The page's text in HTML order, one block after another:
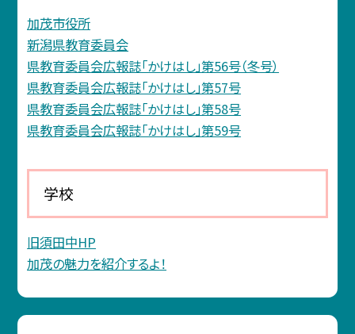
加茂市役所
新潟県教育委員会
県教育委員会広報誌「かけはし」第56号（冬号）
県教育委員会広報誌「かけはし」第57号
県教育委員会広報誌「かけはし」第58号
県教育委員会広報誌「かけはし」第59号
学校
旧須田中HP
加茂の魅力を紹介するよ！